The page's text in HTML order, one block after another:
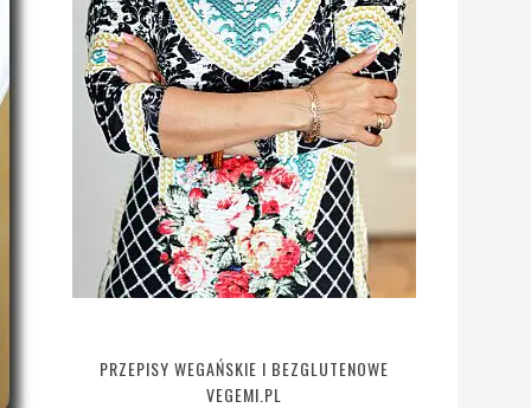
PRZEPISY WEGAŃSKIE I BEZGLUTENOWE
VEGEMI.PL